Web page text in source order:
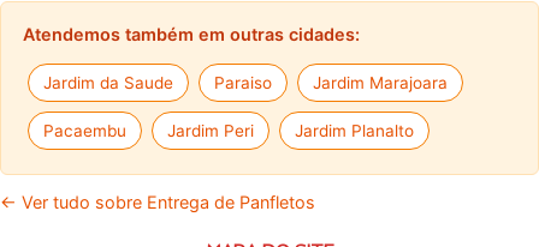
Atendemos também em outras cidades:
Jardim da Saude Paraiso Jardim Marajoara
Pacaembu Jardim Peri Jardim Planalto
← Ver tudo sobre Entrega de Panfletos